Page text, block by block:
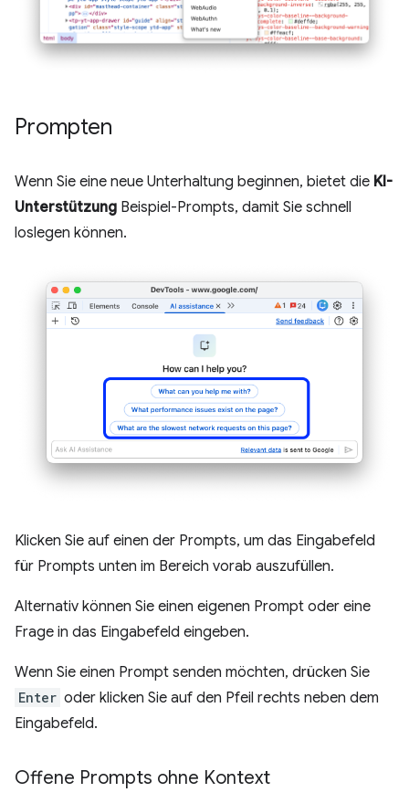
Prompten
Wenn Sie eine neue Unterhaltung beginnen, bietet die KI-
Unterstützung Beispiel-Prompts, damit Sie schnell
loslegen können.
Klicken Sie auf einen der Prompts, um das Eingabefeld
für Prompts unten im Bereich vorab auszufüllen.
Alternativ können Sie einen eigenen Prompt oder eine
Frage in das Eingabefeld eingeben.
Wenn Sie einen Prompt senden möchten, drücken Sie
Enter oder klicken Sie auf den Pfeil rechts neben dem
Eingabefeld.
Offene Prompts ohne Kontext